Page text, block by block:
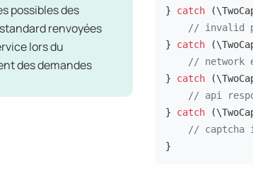
possibles des
renvoyées
lors du
des demandes
} catch
// invalid
} catch
// network
} catch
// api
} catch
// captcha
}